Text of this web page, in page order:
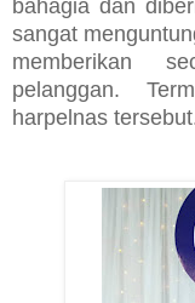
bahagia dan
sangat
memberikan
pelanggan.
harpelnas